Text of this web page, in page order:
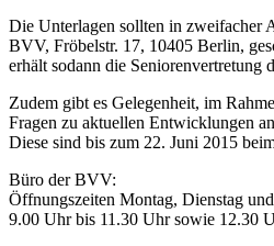
Die Unterlagen sollten in zweifacher
BVV, Fröbelstr. 17, 10405 Berlin,
erhält sodann die Seniorenvertretung
Zudem gibt es Gelegenheit, im
Fragen zu aktuellen Entwicklungen
Diese sind bis zum 22. Juni 2015
Büro der BVV:
Öffnungszeiten Montag, Dienstag
9.00 Uhr bis 11.30 Uhr sowie 12.30